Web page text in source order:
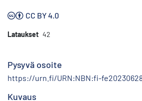
CC BY 4.0
Lataukset 42
Pysyvä osoite
https://urn.fi/URN:NBN:fi-
Kuvaus